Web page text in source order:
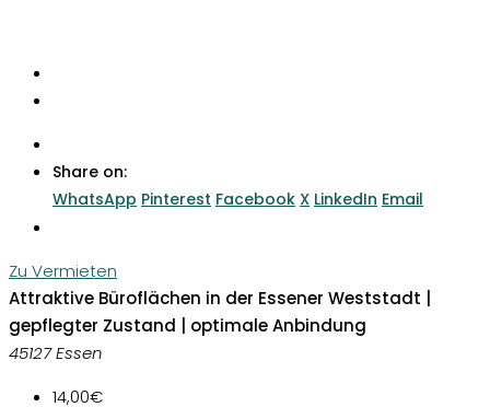
Share on:
WhatsApp Pinterest Facebook X LinkedIn Email
Zu Vermieten
Attraktive Büroflächen in der Essener Weststadt |
gepflegter Zustand | optimale Anbindung
45127 Essen
14,00€